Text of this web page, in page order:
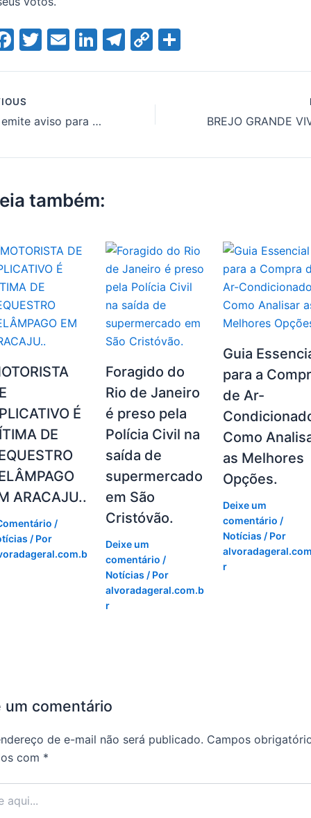
F
e
b
o
k
T
E
Li
dI
n
T
m
C
y
Li
n
Semac emite aviso para possibilidade de ventos intensos em Sergipe
também:
É
DE
ARACAJU..
/
/ Por
Foragido do
Rio de Janeiro
é preso pela
Polícia Civil na
saída de
supermercado
em São
Cristóvão.
Deixe um
comentário /
Notícias / Por
alvoradageral.com.b
r
Guia
para a
de Ar-
Como
as Melhores
Opções.
Deixe um
comentário /
Notícias / Por
r
um comentário
de e-mail não será publicado. Campos
com *